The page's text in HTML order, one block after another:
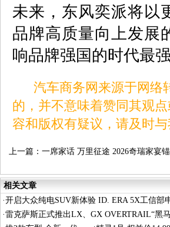
未来，东风奕派将以
品牌高质量向上发展
响品牌强国的时代最强
汽车商务网来源于网络
的，并不意味着赞同其观
容和版权有疑议，请及时
上一篇： 一席家话 万里征途 2026奇瑞家宴
相关文章
·开启大众纯电SUV新体验 ID. ERA 5X工信部
·雷克萨斯正式推出LX、GX OVERTRAIL“黑